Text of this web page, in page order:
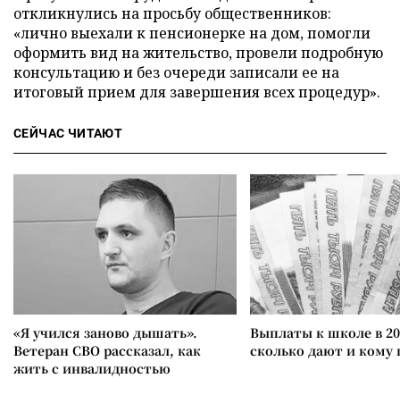
откликнулись на просьбу общественников:
«лично выехали к пенсионерке на дом, помогли
оформить вид на жительство, провели подробную
консультацию и без очереди записали ее на
итоговый прием для завершения всех процедур».
СЕЙЧАС ЧИТАЮТ
«Я учился заново дышать».
Ветеран СВО рассказал, как
жить с инвалидностью
Выплаты к школе в
сколько дают и